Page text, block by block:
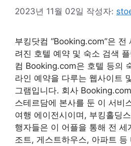
2023년 11월 02일 작성자:
부킹닷컴 “Booking.com”은 전
려진 호텔 예약 및 숙소 검색
컴 Booking.com은 호텔 등의
라인 예약을 다루는 웹사이트
그램입니다. 회사
스테르담에 본사를 둔 이 서비
여행 에이전시이며, 부킹홀딩
행자들은 이 어플을 통해 전 세
조트, 게스트하우스, 아파트 등